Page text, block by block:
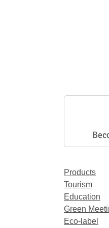
Products
Tourism
Education
Green
Eco-label